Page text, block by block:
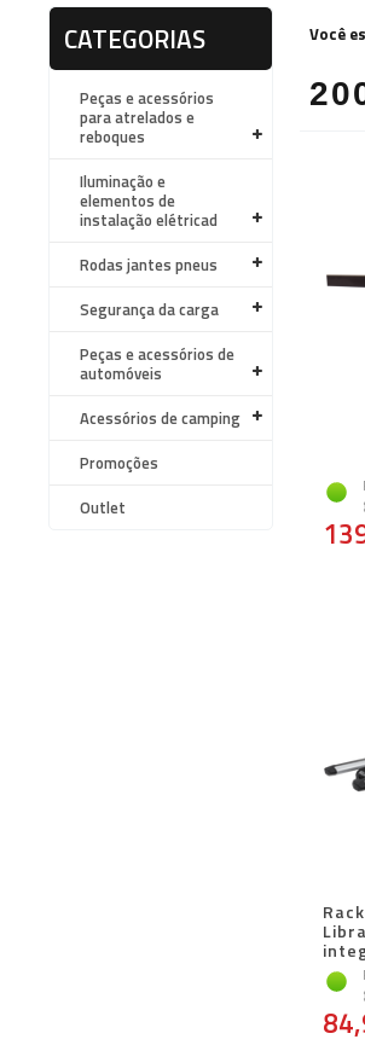
CATEGORIAS
Peças e acessórios
para atrelados e
reboques
Iluminação e
elementos de
instalação elétricad
Rodas jantes pneus
Segurança da carga
Peças e acessórios de
automóveis
Acessórios de camping
Promoções
Outlet
Você